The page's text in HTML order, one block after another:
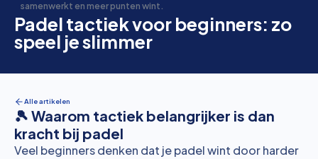
samenwerkt en meer punten wint.
Padel tactiek voor beginners: zo
speel je slimmer
Alle artikelen
🎾 Waarom tactiek belangrijker is dan
kracht bij padel
Veel beginners denken dat je padel wint door harder